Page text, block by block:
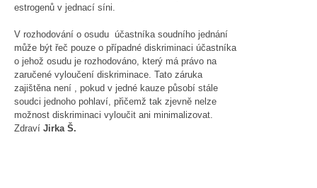
estrogenů v jednací síni.
V rozhodování o osudu účastníka soudního jednání
může být řeč pouze o případné diskriminaci účastníka
o jehož osudu je rozhodováno, který má právo na
zaručené vyloučení diskriminace. Tato záruka
zajištěna není , pokud v jedné kauze působí stále
soudci jednoho pohlaví, přičemž tak zjevně nelze
možnost diskriminaci vyloučit ani minimalizovat.
Zdraví Jirka Š.